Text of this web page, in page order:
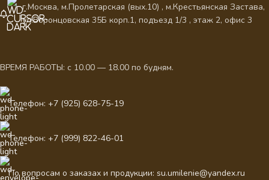
г.Москва, м.Пролетарская (вых.10) , м.Крестьянская Застава,
ул.Воронцовская 35Б корп.1, подъезд 1/3 , этаж 2, офис 3
ВРЕМЯ РАБОТЫ: с 10.00 — 18.00 по будням.
Телефон: +7 (925) 628-75-19
Телефон: +7 (999) 822-46-01
По вопросам о заказах и продукции: su.umilenie@yandex.ru